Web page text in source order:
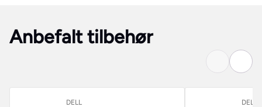
Anbefalt tilbehør
DELL DELL